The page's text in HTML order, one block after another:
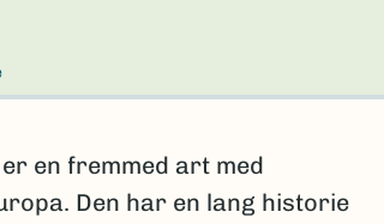
er en fremmed art med
Den har en lang historie